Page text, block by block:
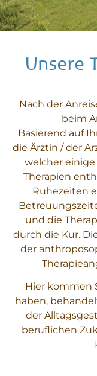
Unsere
Nach der
beim
Basierend auf
die Ärztin / der
welcher
Therapien
Ruhezeiten
und die
durch die Kur.
der
Hier kommen
haben,
der
beruflichen